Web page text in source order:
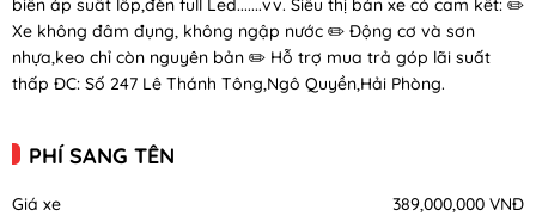
biến áp suất lốp,đèn full Led.......vv. Siêu thị bán xe có cam kết: ✏️
Xe không đâm đụng, không ngập nước ✏️ Động cơ và sơn
nhựa,keo chỉ còn nguyên bản ✏️ Hỗ trợ mua trả góp lãi suất
thấp ️ĐC: Số 247 Lê Thánh Tông,Ngô Quyền,Hải Phòng.
PHÍ SANG TÊN
Giá xe 389,000,000 VNĐ